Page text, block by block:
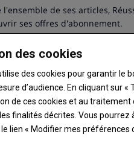
mixtes (mère
ou mère race
Ail
5,20 €/kg
Min de
Espagne, cat. I,
des cookies
des cookies pour garantir le
d’audience. En cliquant sur
de ces cookies et au
finalités décrites. Vous
lien « Modifier mes préférences